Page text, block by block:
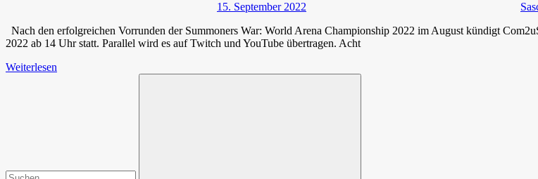
15. September 2022
Nach den erfolgreichen Vorrunden der Summoners War: World Arena Championship 2022 im August kündigt
2022 ab 14 Uhr statt. Parallel wird es auf Twitch und YouTube übertragen. Acht
Weiterlesen